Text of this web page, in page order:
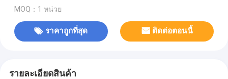
MOQ：1 หน่วย
ราคาถูกที่สุด ติดต่อตอนนี้
รายละเอียดสินค้า